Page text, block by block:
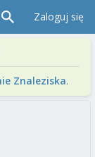
Zaloguj się
Znaleziska.